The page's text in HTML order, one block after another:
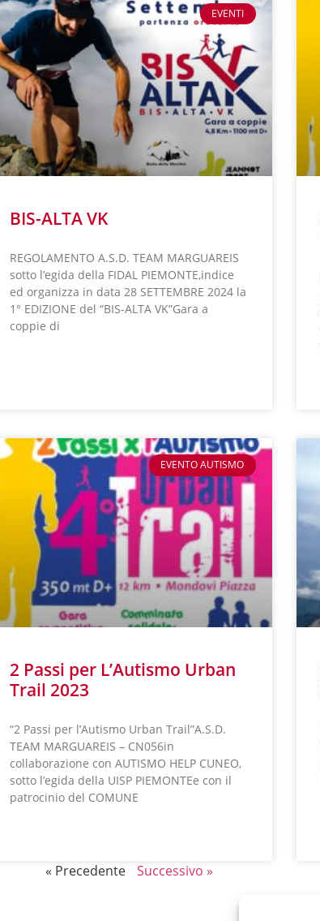
EVENTI
BIS-ALTA VK
REGOLAMENTO A.S.D. TEAM MARGUAREIS
sotto l’egida della FIDAL PIEMONTE,indice
ed organizza in data 28 SETTEMBRE 2024 la
1° EDIZIONE del “BIS-ALTA VK”Gara a
coppie di
EVENTO AUTISMO
2 Passi per L’Autismo Urban
Trail 2023
“2 Passi per l’Autismo Urban Trail”A.S.D.
TEAM MARGUAREIS – CN056in
collaborazione con AUTISMO HELP CUNEO,
sotto l’egida della UISP PIEMONTEe con il
patrocinio del COMUNE
« Precedente Successivo »